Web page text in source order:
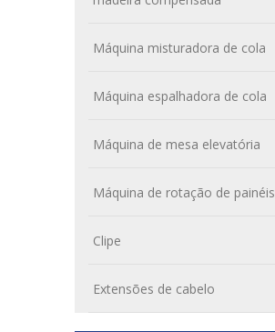
Máquina misturadora de cola
Máquina espalhadora de cola
Máquina de mesa elevatória
Máquina de rotação de painéis
Clipe
Extensões de cabelo